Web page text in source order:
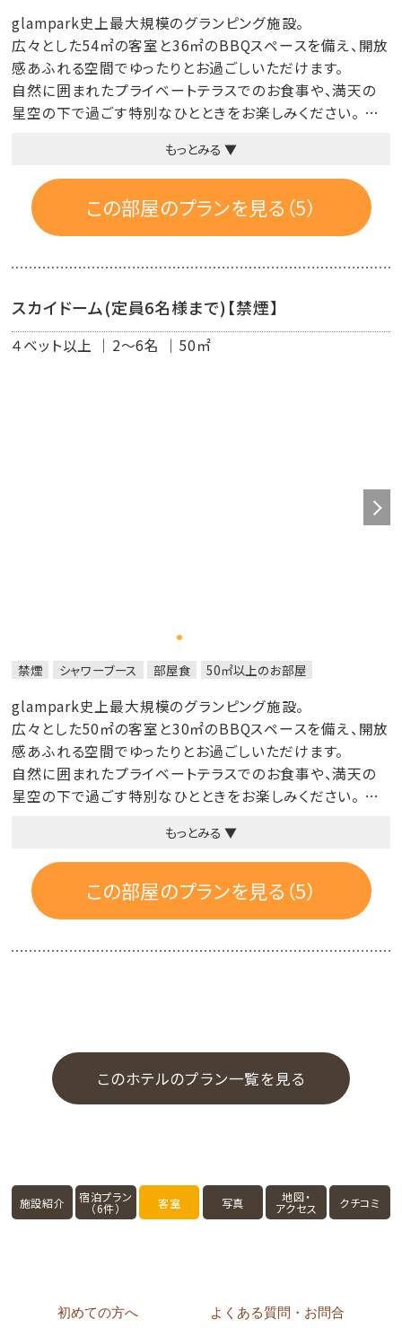
glampark史上最大規模のグランピング施設。
広々とした54㎡の客室と36㎡のBBQスペースを備え、開放
感あふれる空間でゆったりとお過ごしいただけます。
自然に囲まれたプライベートテラスでのお食事や、満天の
星空の下で過ごす特別なひとときをお楽しみください。
🛌 セミダブルベッド4台
🛌 4名様までのご宿泊：各ベッド1名様ずつご利用可能
🛌 5~6名様でのご宿泊時：追加でソファーベッド1台をご用
※未使用のベッドはマットレスのみの状態となります。
もっとみる ▼
この部屋のプランを見る（5）
スカイドーム(定員6名様まで)【禁煙】
４ベット以上 2～6名 50㎡
禁煙 シャワーブース 部屋食 50㎡以上のお部屋
glampark史上最大規模のグランピング施設。
広々とした50㎡の客室と30㎡のBBQスペースを備え、開放
感あふれる空間でゆったりとお過ごしいただけます。
自然に囲まれたプライベートテラスでのお食事や、満天の
星空の下で過ごす特別なひとときをお楽しみください。
🛌 セミダブルベッド4台
🛌 4名様までのご宿泊：各ベッド1名様ずつご利用可能
🛌 5~6名様でのご宿泊時：追加でソファーベッド1台をご用
※未使用のベッドはマットレスのみの状態となります。
もっとみる ▼
この部屋のプランを見る（5）
このホテルのプラン一覧を見る
施設紹介 宿泊プラン
（6件） 客室 写真 地図・
アクセス クチコミ
初めての方へ よくある質問・お問合